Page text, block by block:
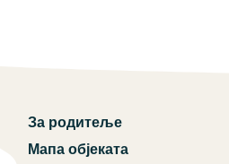
За родитеље
Мапа објеката